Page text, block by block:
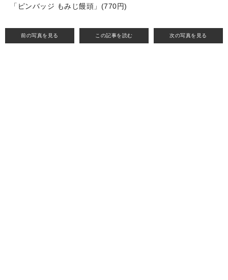
前の写真を見る この記事を読む 次の写真を見る
「ピンバッジ もみじ饅頭」(770円)